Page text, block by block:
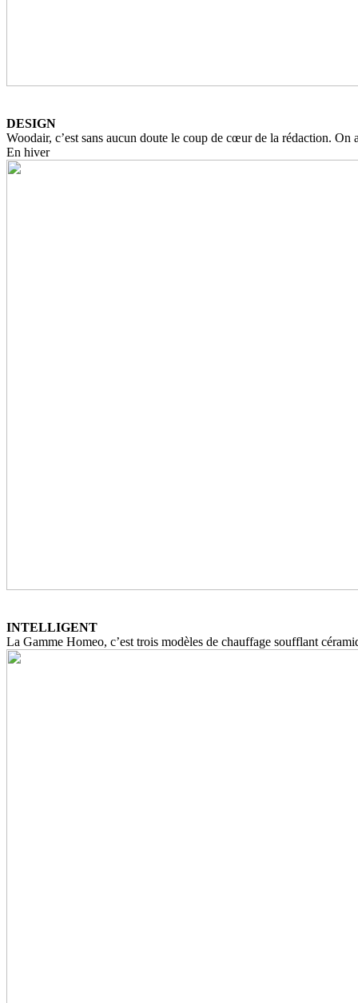
DESIGN
Woodair, c’est sans aucun doute le coup de cœur de la rédaction.
En hiver
INTELLIGENT
La Gamme Homeo, c’est trois modèles de chauffage soufflant